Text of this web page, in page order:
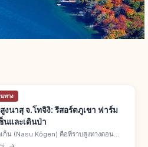
ทาง
งนาสุ จ.โทจิงิ: รีสอร์ตภูเขา ฟาร์ม
นและเดินป่า
ก็น (Nasu Kōgen) คือที่ราบสูงทางตอน
ง จ.โทจิงิ จากเขตมหานครโตเกียวสะดวก รี